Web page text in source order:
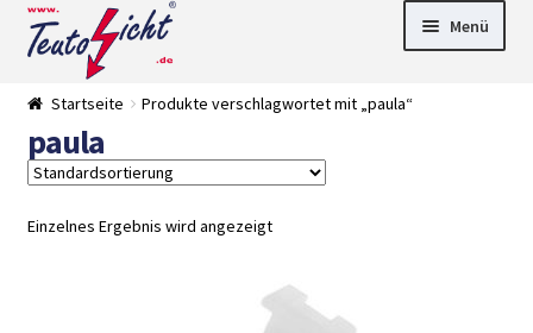
Zur
Navigation
springen
Springe
zum
Menü
► LED Panel
►
Startseite Produkte verschlagwortet mit „paula“
paula
Einzelnes Ergebnis wird angezeigt